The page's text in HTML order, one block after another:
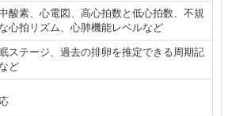
酸素、心電図、高心拍数と低心拍数、不規
心拍リズム、心肺機能レベルなど
ステージ、過去の排卵を推定できる周期記
ど